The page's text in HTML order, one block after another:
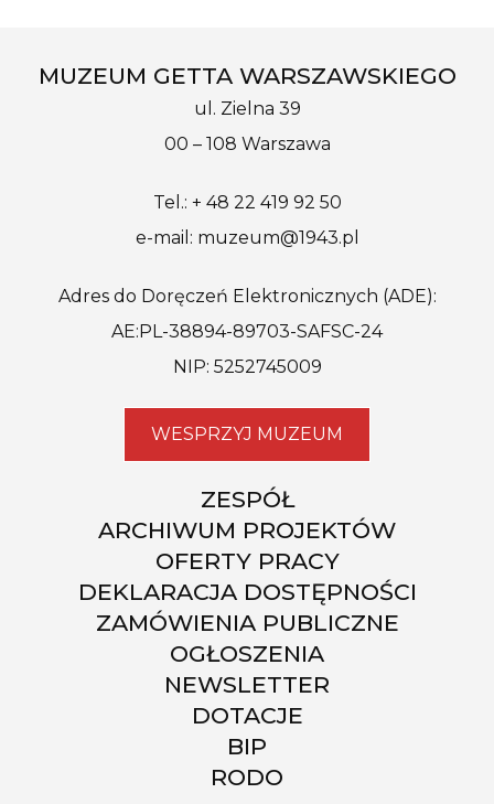
MUZEUM GETTA WARSZAWSKIEGO
ul. Zielna 39
00 – 108 Warszawa
Tel.: + 48 22 419 92 50
e-mail: muzeum@1943.pl
Adres do Doręczeń Elektronicznych (ADE):
AE:PL-38894-89703-SAFSC-24
NIP: 5252745009
WESPRZYJ MUZEUM
ZESPÓŁ
ARCHIWUM PROJEKTÓW
OFERTY PRACY
DEKLARACJA DOSTĘPNOŚCI
ZAMÓWIENIA PUBLICZNE
OGŁOSZENIA
NEWSLETTER
DOTACJE
BIP
RODO